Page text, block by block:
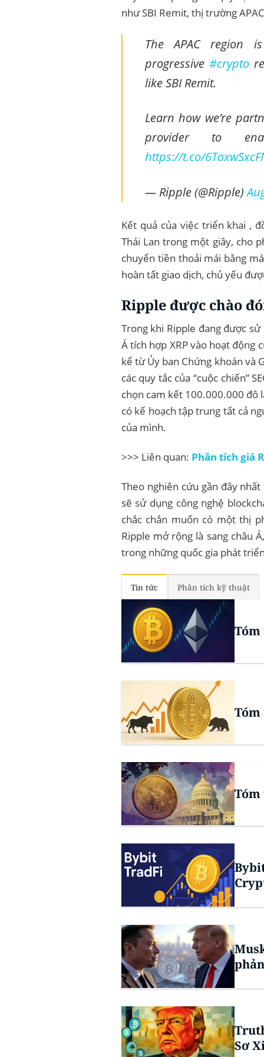
như SBI Remit, thị trường
The APAC region
progressive #crypto
like SBI Remit.
Learn how we’re
provider to
https://t.co/
— Ripple (@Ripple)
Kết quả của việc triển khai ,
Thái Lan trong một giây, cho
chuyển tiền thoải mái bằng
hoàn tất giao dịch, chủ yếu
Ripple được chào
Trong khi Ripple đang được
Á tích hợp XRP vào hoạt động
kể từ Ủy ban Chứng khoán và
các quy tắc của “cuộc chiến”
chọn cam kết 100.000.000 đô
có kế hoạch tập trung tất cả
của mình.
>>> Liên quan: Phân tích giá
Theo nghiên cứu gần đây
sẽ sử dụng công nghệ
chắc chắn muốn có một thị
Ripple mở rộng là sang châu
trong những quốc gia phát
Tin tức Phân tích kỹ thuật
Sơ